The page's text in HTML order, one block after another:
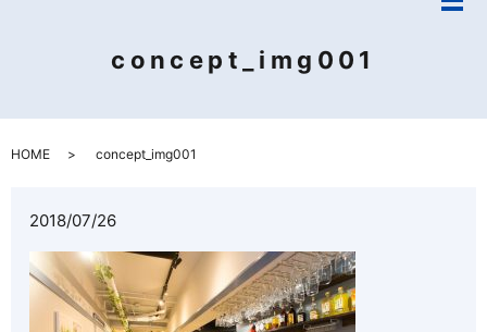
メ
concept_img001
HOME concept_img001
2018/07/26